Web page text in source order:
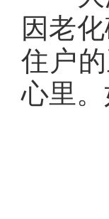
因老
住户
心里